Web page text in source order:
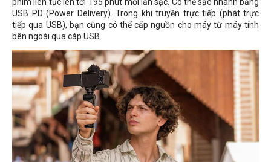
USB PD (Power Delivery). Trong khi truyền trực tiếp (phát trực
tiếp qua USB), bạn cũng có thể cấp nguồn cho máy từ máy tính
bên ngoài qua cáp USB.